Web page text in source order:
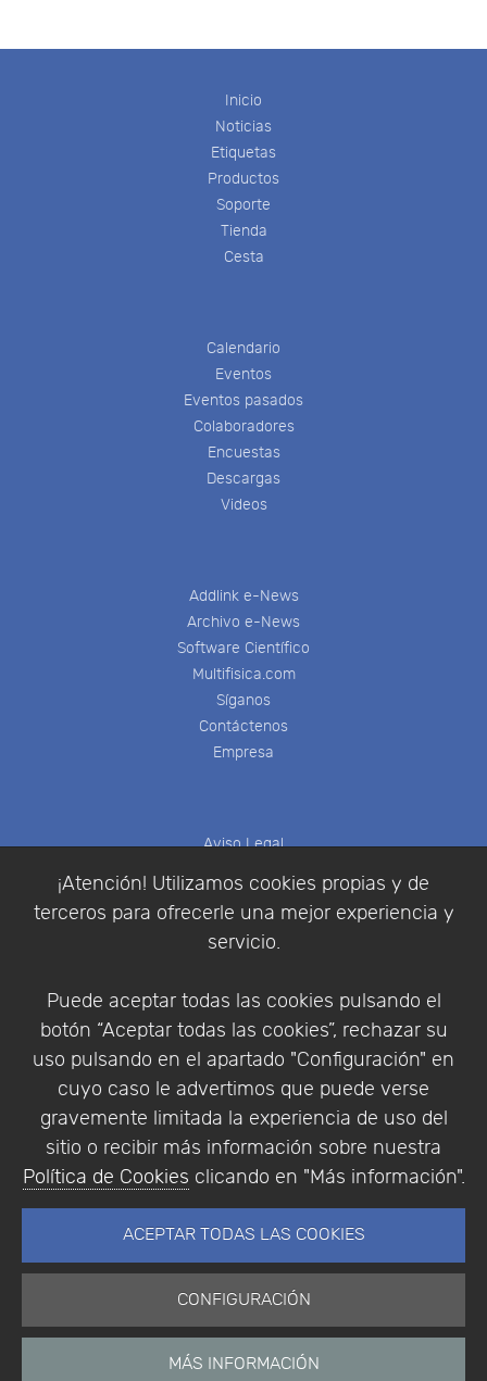
¡Atención! Utilizamos cookies propias y de
terceros para ofrecerle una mejor experiencia y
servicio.
Puede aceptar todas las cookies pulsando el
botón “Aceptar todas las cookies”, rechazar su
uso pulsando en el apartado "Configuración" en
cuyo caso le advertimos que puede verse
gravemente limitada la experiencia de uso del
sitio o recibir más información sobre nuestra
Política de Cookies clicando en "Más información".
ACEPTAR TODAS LAS COOKIES
CONFIGURACIÓN
MÁS INFORMACIÓN
Inicio
Noticias
Etiquetas
Productos
Soporte
Tienda
Cesta
Calendario
Eventos
Eventos pasados
Colaboradores
Encuestas
Descargas
Videos
Addlink e-News
Archivo e-News
Software Científico
Multifisica.com
Síganos
Contáctenos
Empresa
Aviso Legal
Política de Privacidad
Condiciones de compra
Identificarse
Empresa|Aviso Legal| Política de Privacidad |
Política de Cookies
© Copyright 1994 - 2026. Addlink Software
Científico, S.L.
Portugal.